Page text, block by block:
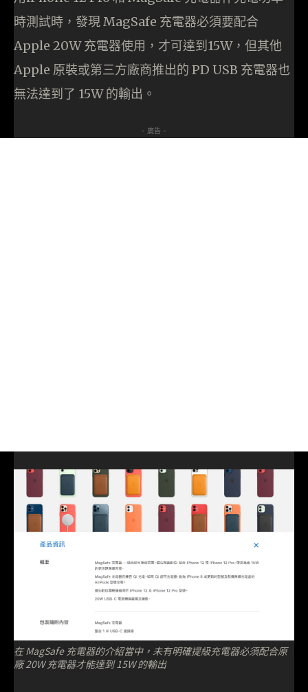
時測試時，發現 MagSafe 充電器必須要配合
Apple 20W 充電器使用，才可達到15W，但其他
Apple 原裝或第三方廠商推出的 PD USB 充電器也
無法達到了 15W 的輸出。
- 廣告 -
在 MagSafe 充電器的介紹當中，未有明確提級充電器必須配合原
廠 20W 充電器才能達到 15W 的輸出